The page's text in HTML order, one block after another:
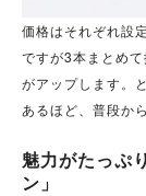
価格はそれぞれ設
ですが3本まとめ
がアップします。
あるほど、普段か
魅力がたっぷ
ン」